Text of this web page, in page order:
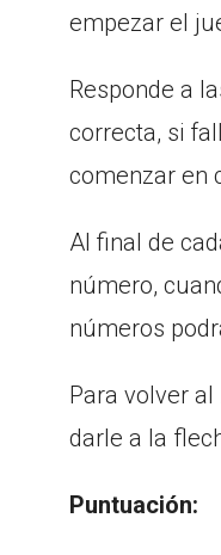
empezar el
Responde a
correcta, si
comenzar en
Al final de
número,
números
Para volver
darle a la
Puntuación: